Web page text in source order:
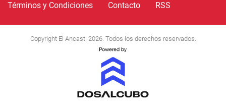
Términos y Condiciones Contacto RSS
Copyright El Ancasti 2026. Todos los derechos reservados.